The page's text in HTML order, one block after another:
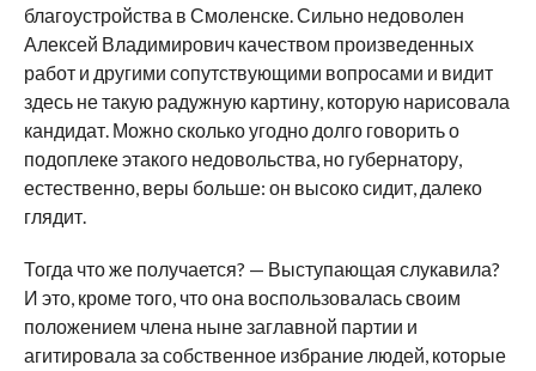
благоустройства в Смоленске. Сильно недоволен
Алексей Владимирович качеством произведенных
работ и другими сопутствующими вопросами и видит
здесь не такую радужную картину, которую нарисовала
кандидат. Можно сколько угодно долго говорить о
подоплеке этакого недовольства, но губернатору,
естественно, веры больше: он высоко сидит, далеко
глядит.
Тогда что же получается? — Выступающая слукавила?
И это, кроме того, что она воспользовалась своим
положением члена ныне заглавной партии и
агитировала за собственное избрание людей, которые